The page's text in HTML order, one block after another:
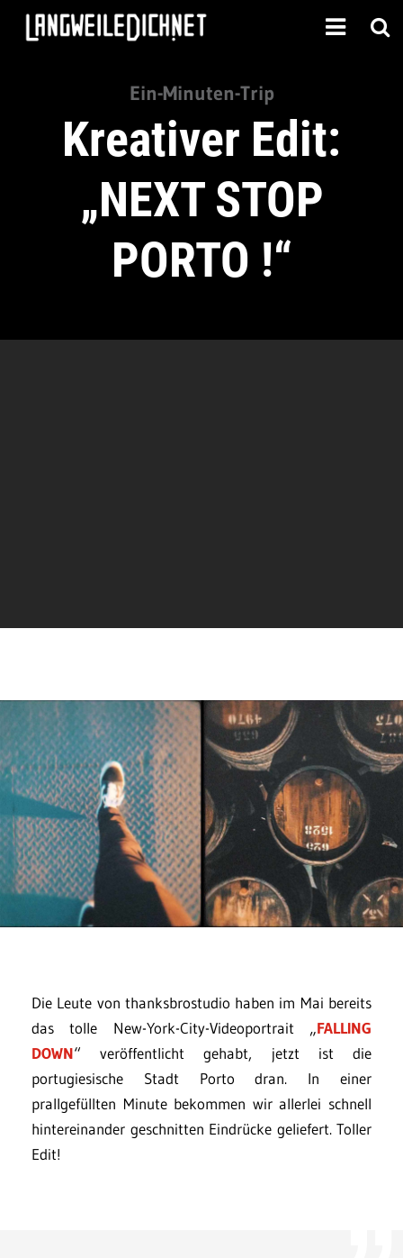
Ein-Minuten-Trip
Kreativer Edit:
„NEXT STOP
PORTO !“
Die Leute von thanksbrostudio haben im Mai bereits
das tolle New-York-City-Videoportrait „FALLING
DOWN“ veröffentlicht gehabt, jetzt ist die
portugiesische Stadt Porto dran. In einer
prallgefüllten Minute bekommen wir allerlei schnell
hintereinander geschnitten Eindrücke geliefert. Toller
Edit!